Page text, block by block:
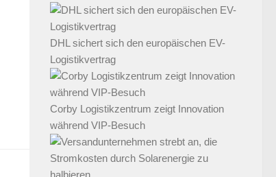
DHL sichert sich den europäischen EV-
Logistikvertrag
Corby Logistikzentrum zeigt Innovation
während VIP-Besuch